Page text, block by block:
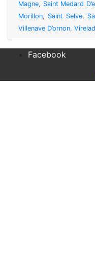
Magne, Saint Medard
Morillon, Saint Selve,
Villenave D’ornon,
Facebook